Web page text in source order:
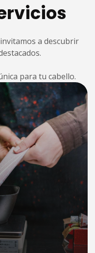
a descubrir
para tu cabello.